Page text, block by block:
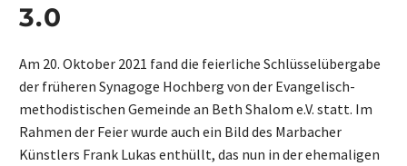
3.0
Am 20. Oktober 2021 fand die feierliche Schlüsselübergabe
der früheren Synagoge Hochberg von der Evangelisch-
methodistischen Gemeinde an Beth Shalom e.V. statt. Im
Rahmen der Feier wurde auch ein Bild des Marbacher
Künstlers Frank Lukas enthüllt, das nun in der ehemaligen